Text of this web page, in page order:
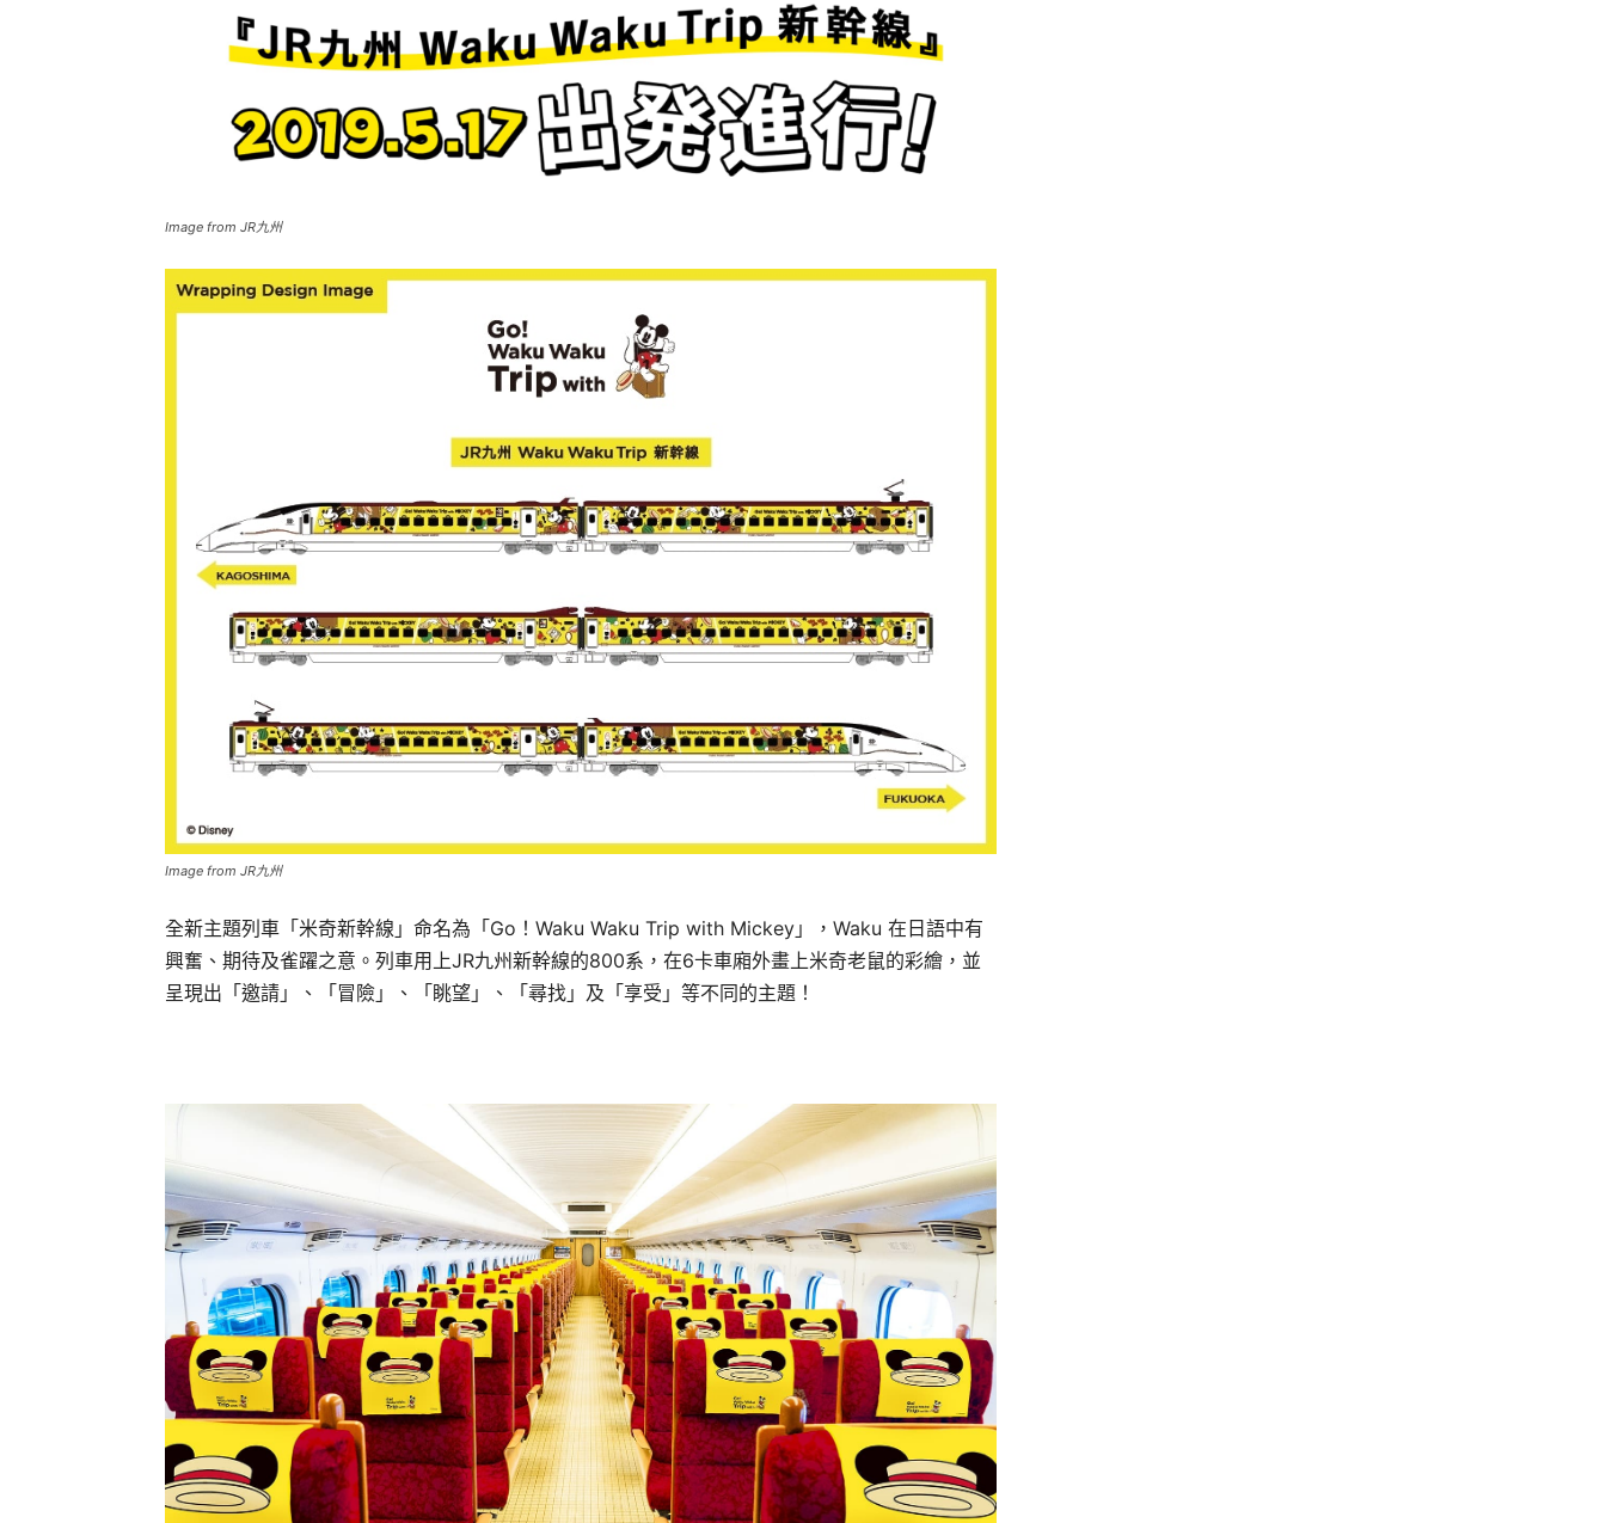
Image from JR九州
Image from JR九州
全新主題列車「米奇新幹線」命名為「Go！Waku Waku Trip with Mickey」，Waku 在日語中有
興奮、期待及雀躍之意。列車用上JR九州新幹線的800系，在6卡車廂外畫上米奇老鼠的彩繪，並
呈現出「邀請」、「冒險」、「眺望」、「尋找」及「享受」等不同的主題！